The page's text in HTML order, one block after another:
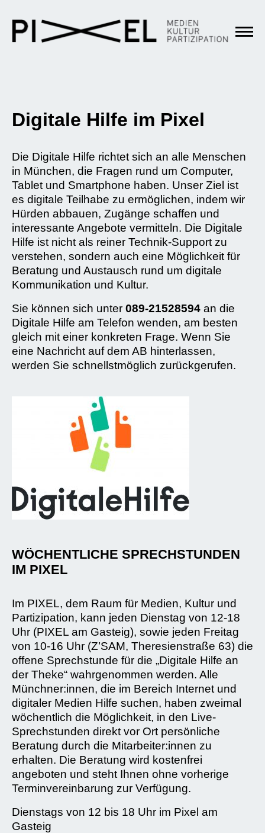
Digitale Hilfe im Pixel
Die Digitale Hilfe richtet sich an alle Menschen
in München, die Fragen rund um Computer,
Tablet und Smartphone haben. Unser Ziel ist
es digitale Teilhabe zu ermöglichen, indem wir
Hürden abbauen, Zugänge schaffen und
interessante Angebote vermitteln. Die Digitale
Hilfe ist nicht als reiner Technik-Support zu
verstehen, sondern auch eine Möglichkeit für
Beratung und Austausch rund um digitale
Kommunikation und Kultur.
Sie können sich unter 089-21528594 an die
Digitale Hilfe am Telefon wenden, am besten
gleich mit einer konkreten Frage. Wenn Sie
eine Nachricht auf dem AB hinterlassen,
werden Sie schnellstmöglich zurückgerufen.
WÖCHENTLICHE SPRECHSTUNDEN
IM PIXEL
Im PIXEL, dem Raum für Medien, Kultur und
Partizipation, kann jeden Dienstag von 12-18
Uhr (PIXEL am Gasteig), sowie jeden Freitag
von 10-16 Uhr (Z’SAM, Theresienstraße 63) die
offene Sprechstunde für die „Digitale Hilfe an
der Theke“ wahrgenommen werden. Alle
Münchner:innen, die im Bereich Internet und
digitaler Medien Hilfe suchen, haben zweimal
wöchentlich die Möglichkeit, in den Live-
Sprechstunden direkt vor Ort persönliche
Beratung durch die Mitarbeiter:innen zu
erhalten. Die Beratung wird kostenfrei
angeboten und steht Ihnen ohne vorherige
Terminvereinbarung zur Verfügung.
Dienstags von 12 bis 18 Uhr im Pixel am
Gasteig